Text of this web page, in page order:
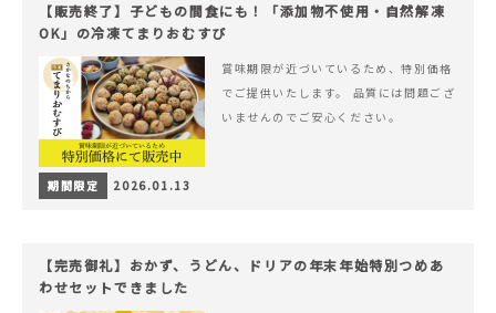
【販売終了】子どもの間食にも！「添加物不使用・自然解凍
OK」の冷凍てまりおむすび
賞味期限が近づいているため、特別価格
でご提供いたします。 品質には問題ござ
いませんのでご安心ください。
期間限定 2026.01.13
【完売御礼】おかず、うどん、ドリアの年末年始特別つめあ
わせセットできました